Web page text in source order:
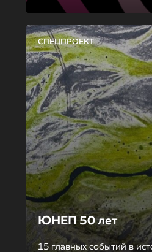
СПЕЦПРОЕКТ
ЮНЕП 50 лет
15 главных событий в